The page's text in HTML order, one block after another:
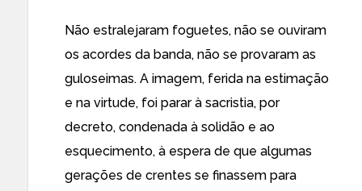
Não estralejaram foguetes, não se ouviram
os acordes da banda, não se provaram as
guloseimas. A imagem, ferida na estimação
e na virtude, foi parar à sacristia, por
decreto, condenada à solidão e ao
esquecimento, à espera de que algumas
gerações de crentes se finassem para